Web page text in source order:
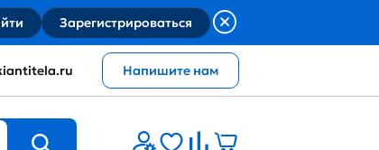
Зарегистрироваться
Напишите нам